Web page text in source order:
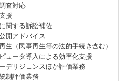
査対応
援
関する訴訟補佐
開アドバイス
生（民事再生等の法的手続き含む）
ュータ導入による効率化支援
デリジェンスほか評価業務
制評価業務